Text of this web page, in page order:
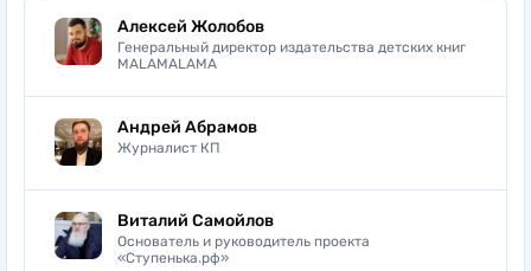
Алексей Жолобов
Генеральный директор издательства детских книг
MALAMALAMA
Андрей Абрамов
Журналист КП
Виталий Самойлов
Основатель и руководитель проекта
«Ступенька.рф»